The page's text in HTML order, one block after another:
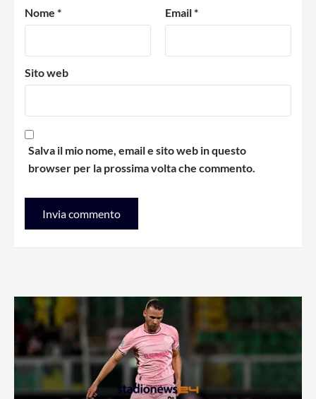
Nome * Email*
Sito web
Salva il mio nome, email e sito web in questo
browser per la prossima volta che commento.